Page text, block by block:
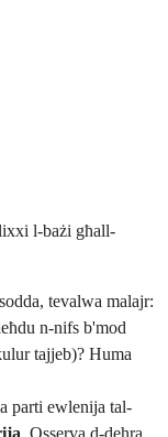
l-bażi għall-
tevalwa malajr:
n-nifs b'mod
tajjeb)? Huma
parti ewlenija tal-
. Osserva d-dehra